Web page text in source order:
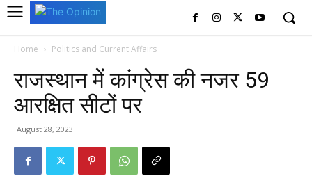
Home Politics and Current Affairs
राजस्थान में कांग्रेस की नजर 59
आरक्षित सीटों पर
August 28, 2023